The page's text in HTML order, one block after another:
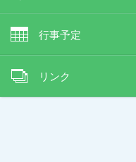
行事予定
リンク